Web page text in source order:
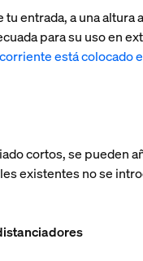
entrada, a una
para su uso en
está colocado
cortos, se pueden
existentes no se